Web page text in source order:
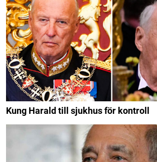
Kung Harald till sjukhus för kontroll